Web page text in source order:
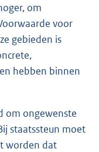
om
voor
gebieden is
hebben binnen
om ongewenste
staatssteun moet
worden dat